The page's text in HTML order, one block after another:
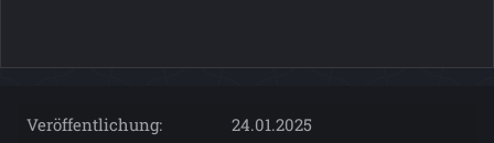
Veröffentlichung:
24.01.2025